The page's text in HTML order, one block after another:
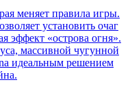
меняет правила игры.
установить очаг
эффект «острова огня».
массивной чугунной
идеальным решением